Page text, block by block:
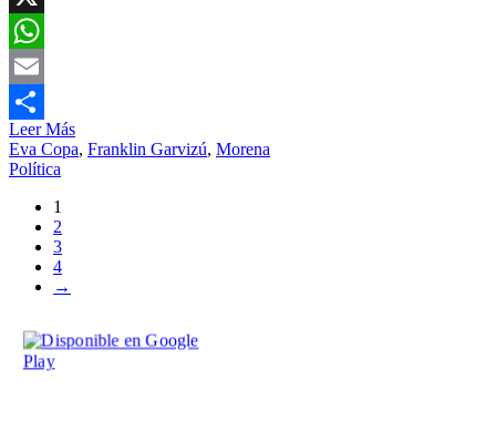
X
WhatsApp
Email
Compartir
Leer Más
Eva Copa, Franklin Garvizú, Morena
Política
1
2
3
4
→